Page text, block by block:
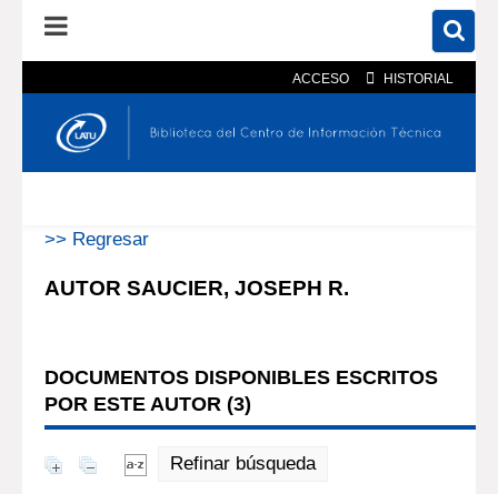
ACCESO HISTORIAL
En el catálogo En el sitio
>> Regresar
AUTOR SAUCIER, JOSEPH R.
DOCUMENTOS DISPONIBLES ESCRITOS
POR ESTE AUTOR (3)
Refinar búsqueda